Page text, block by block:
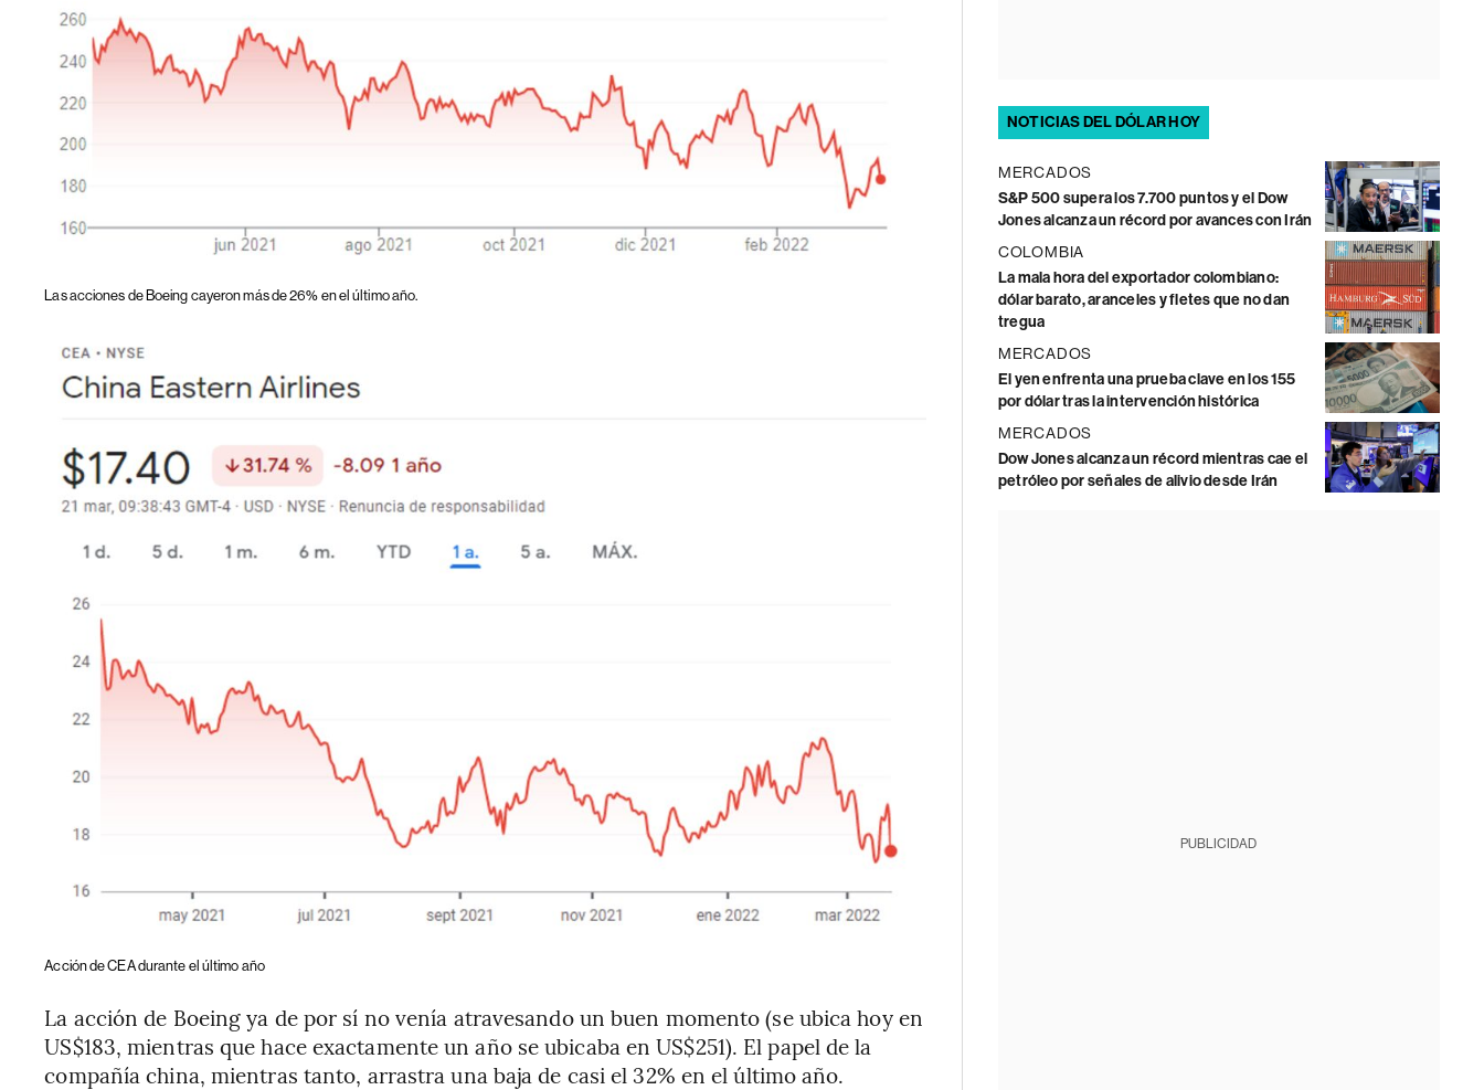
Las acciones de Boeing cayeron más de 26% en el último año.
Acción de CEA durante el último año
La acción de Boeing ya de por sí no venía atravesando un buen momento (se ubica hoy en
US$183, mientras que hace exactamente un año se ubicaba en US$251). El papel de la
compañía china, mientras tanto, arrastra una baja de casi el 32% en el último año.
NOTICIAS DEL DÓLAR HOY
MERCADOS
S&P 500 supera los 7.700 puntos y el Dow
Jones alcanza un récord por avances con Irán
COLOMBIA
La mala hora del exportador colombiano:
dólar barato, aranceles y fletes que no dan
tregua
MERCADOS
El yen enfrenta una prueba clave en los 155
por dólar tras la intervención histórica
MERCADOS
Dow Jones alcanza un récord mientras cae el
petróleo por señales de alivio desde Irán
PUBLICIDAD